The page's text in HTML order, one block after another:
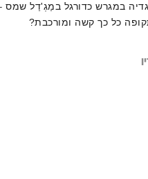
במגרש כדורגל במַגְ'דַל שמס
כל כך קשה ומורכבת?